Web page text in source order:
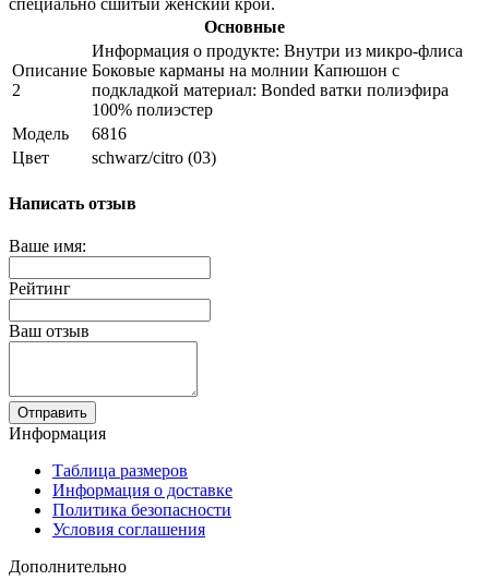
Основные
Описание
2
Информация о продукте: Внутри из микро-флиса
Боковые карманы на молнии Капюшон с
подкладкой материал: Bonded ватки полиэфира
100% полиэстер
Модель
6816
Цвет
schwarz/citro (03)
Написать отзыв
Ваше имя:
Рейтинг
Ваш отзыв
Отправить
Информация
Таблица размеров
Информация о доставке
Политика безопасности
Условия соглашения
Дополнительно